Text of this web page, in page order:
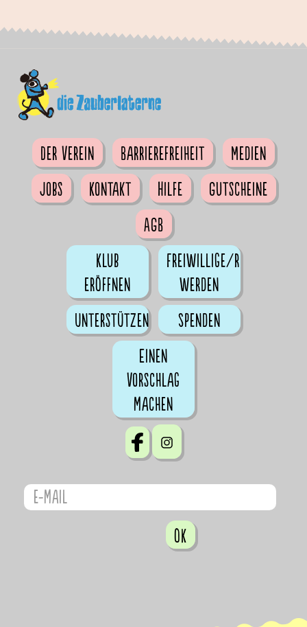
Der Verein Barrierefreiheit
Medien
Jobs
Kontakt Hilfe
Gutscheine
AGB
Klub
eröffnen
Freiwillige/r
werden
Unterstützen
Spenden
Einen
Vorschlag
machen
OK